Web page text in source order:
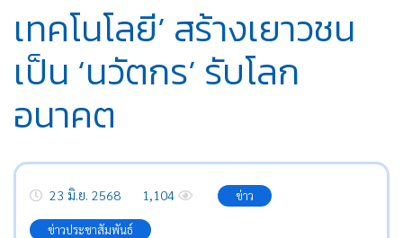
เทคโนโลยี’ สร้างเยาวชน
เป็น ‘นวัตกร’ รับโลก
อนาคต
23 มิ.ย. 2568 1,104 ข่าว
ข่าวประชาสัมพันธ์